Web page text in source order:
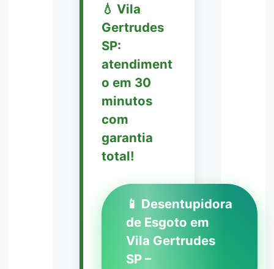
💧 Vila
Gertrudes
SP:
atendiment
o em 30
minutos
com
garantia
total!
📱 Desentupidora
de Esgoto em
Vila Gertrudes
SP –